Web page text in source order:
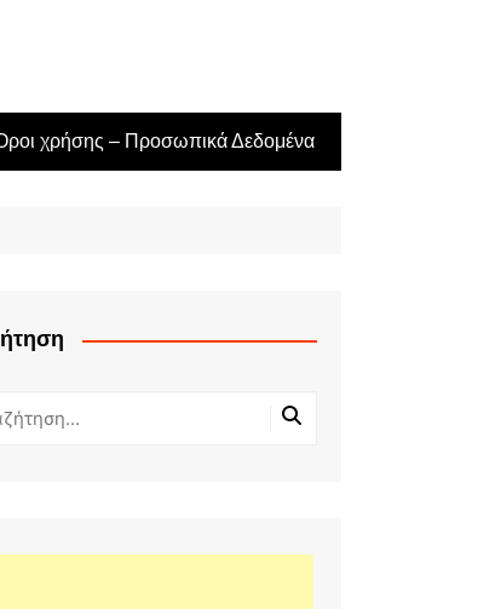
χρήσης – Προσωπικά Δεδομένα